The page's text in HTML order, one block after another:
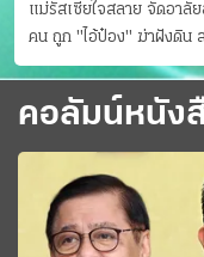
แม่รัสเซียใจสลาย จัดอาลั
คน ถูก "ไอ้ป๋อง" ฆ่าฝังดิน
ไม่มีศพเพิ่ม
คอลัมน์หนัง